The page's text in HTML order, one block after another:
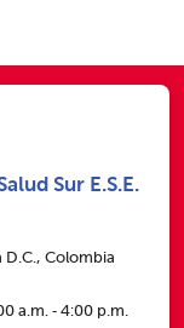
Sur E.S.E.
D.C., Colombia
a.m. ‑ 4:00 p.m.